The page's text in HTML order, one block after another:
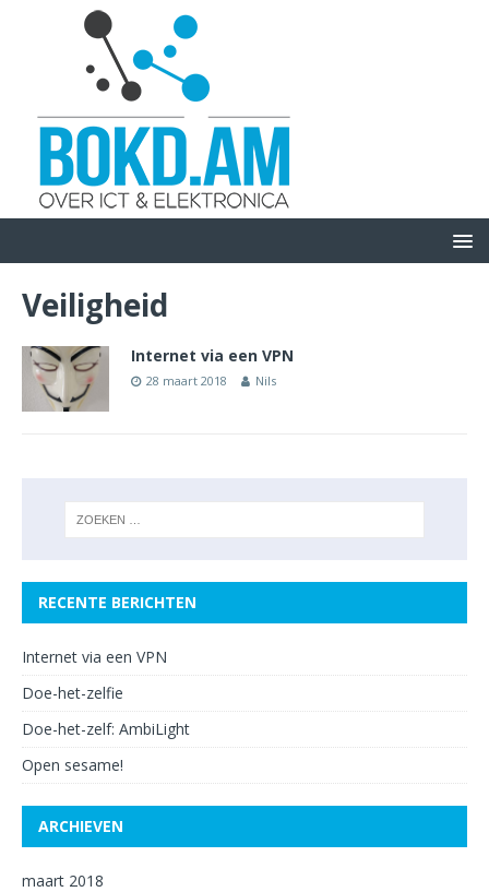
Veiligheid
Internet via een VPN
28 maart 2018 Nils
RECENTE BERICHTEN
Internet via een VPN
Doe-het-zelfie
Doe-het-zelf: AmbiLight
Open sesame!
ARCHIEVEN
maart 2018